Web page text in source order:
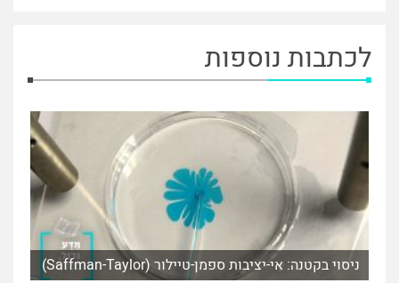
לכתבות נוספות
ניסוי בקטנה: אי-יציבות ספמן-טיילור (Saffman-Taylor)